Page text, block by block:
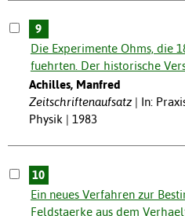
9
Die Experimente Ohms, die
fuehrten. Der historische
Achilles, Manfred
Zeitschriftenaufsatz
In:
Physik | 1983
10
Ein neues Verfahren zur
Feldstaerke aus dem